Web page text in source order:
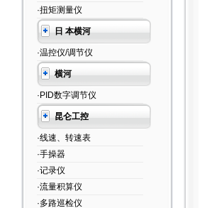
·扭矩测量仪
日 本横河
·温控仪/调节仪
横河
·PID数字调节仪
昆仑工控
·线速、转速表
·手操器
·记录仪
·流量积算仪
·多路巡检仪